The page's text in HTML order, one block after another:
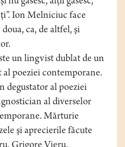
Ion Melniciuc face
ca, de altfel, şi
un lingvist dublat de un
poeziei contemporane.
degustator al poeziei
al diverselor
Mărturie
şi aprecierile făcute